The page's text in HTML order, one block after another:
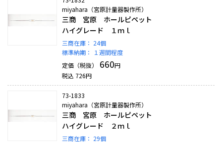
miyahara（宮原計量器製作所）
三商 宮原 ホールピペット
ハイグレード １ｍｌ
三商在庫： 24個
標準納期：
１週間程度
定価（税抜）
660円
税込 726円
73-1833
miyahara（宮原計量器製作所）
三商 宮原 ホールピペット
ハイグレード ２ｍｌ
三商在庫： 29個